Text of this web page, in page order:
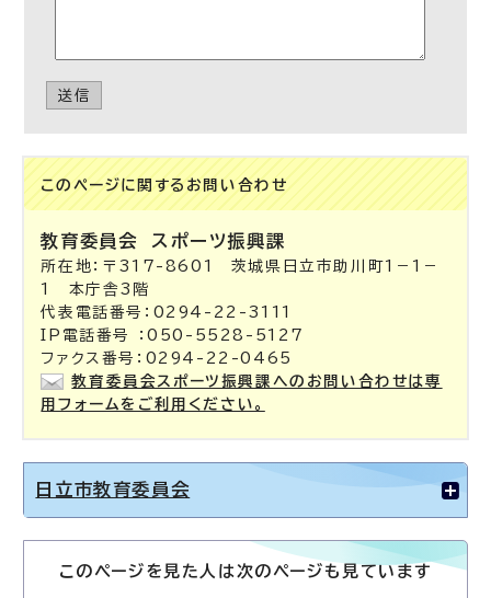
送信
このページに関する お問い合わせ
教育委員会 スポーツ振興課
所在地：〒317-8601 茨城県日立市助川町1－1－
1 本庁舎3階
代表電話番号：0294-22-3111
IP電話番号 ：050-5528-5127
ファクス番号：0294-22-0465
教育委員会スポーツ振興課へのお問い合わせは専
用フォームをご利用ください。
日立市教育委員会
このページを見た人は次のページも見ています